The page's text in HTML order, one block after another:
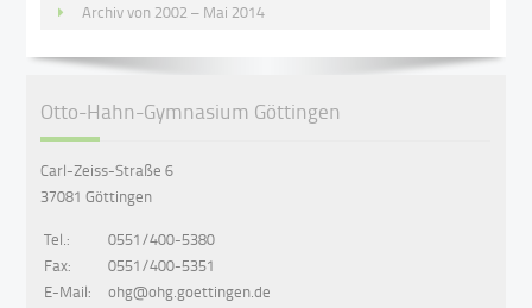
Archiv von 2002 – Mai 2014
Otto-Hahn-Gymnasium Göttingen
Carl-Zeiss-Straße 6
37081 Göttingen
Tel.:
0551/400-5380
Fax:
0551/400-5351
E-Mail:
ohg@ohg.goettingen.de